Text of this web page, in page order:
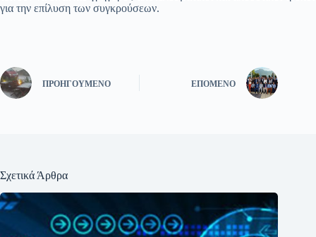
για την επίλυση των συγκρούσεων.
ΠΡΟΗΓΟΎΜΕΝΟ ΕΠΌΜΕΝΟ
Σχετικά Άρθρα